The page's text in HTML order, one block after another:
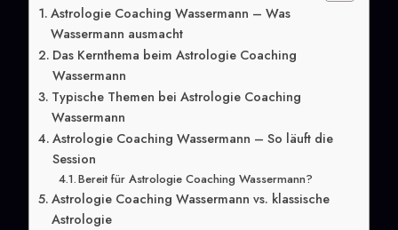
Astrologie Coaching Wassermann – Was
Wassermann ausmacht
Das Kernthema beim Astrologie Coaching
Wassermann
Typische Themen bei Astrologie Coaching
Wassermann
Astrologie Coaching Wassermann – So läuft die
Session
Bereit für Astrologie Coaching Wassermann?
Astrologie Coaching Wassermann vs. klassische
Astrologie